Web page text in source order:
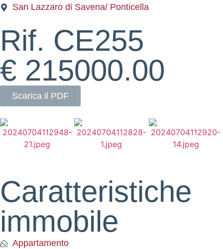
San Lazzaro di Savena/ Ponticella
Rif. CE255
€ 215000.00
Scarica il PDF
Caratteristiche
immobile
Appartamento